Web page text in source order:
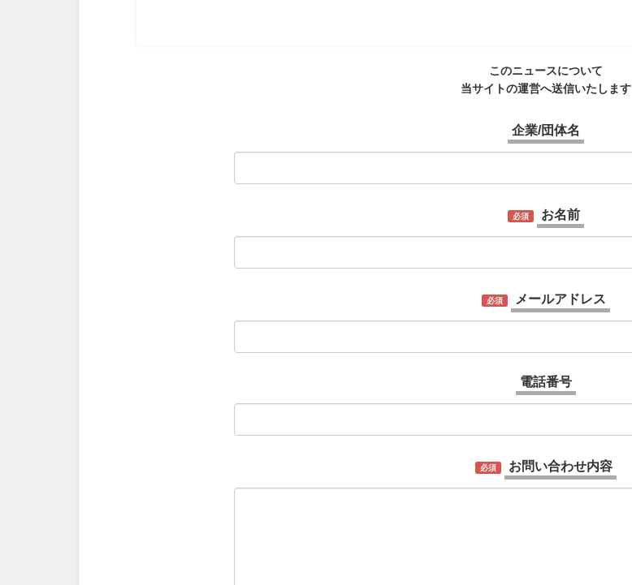
このニュースについて
当サイトの運営へ送信いたします
企業/団体名
必須 お名前
必須 メールアドレス
電話番号
必須 お問い合わせ内容